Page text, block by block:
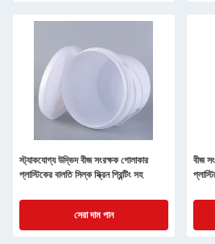
স্ট্যাকযোগ্য উদ্ভিদ বীজ সংরক্ষক গোলাকার
প্লাস্টিকের বালতি সিল্ক স্ক্রিন প্রিন্টিং সহ
সেরা দাম পান
বীজ